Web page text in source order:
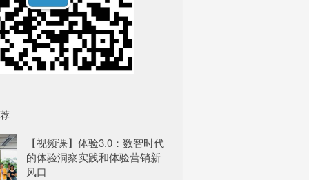
【视频课】体验3.0：数智时代
的体验洞察实践和体验营销新
风口